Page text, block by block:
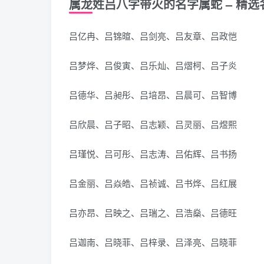
属龙姓吕八字带火的名字属蛇 – 精选
吕亿冉、吕锦暄、吕剑亮、吕友章、吕政恺
吕梦烨、吕俊寅、吕乐灿、吕熠柯、吕子炎
吕德华、吕昶彤、吕培昂、吕晨可、吕智博
吕欣晨、吕子昭、吕志颖、吕灵丽、吕煜熙
吕瑾悦、吕可彤、吕志涛、吕佑辉、吕书扬
吕金丽、吕焱皓、吕祯诚、吕书烨、吕红展
吕亦昂、吕映之、吕瑞之、吕浩燊、吕德旺
吕迦南、吕晓菲、吕梓录、吕泽亮、吕晓菲